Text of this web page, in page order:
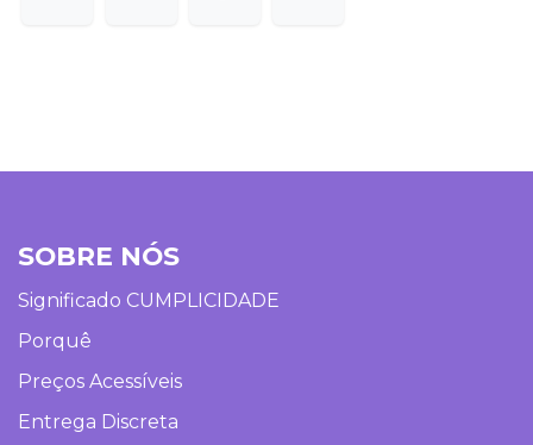
SOBRE NÓS
Significado CUMPLICIDADE
Porquê
Preços Acessíveis
Entrega Discreta